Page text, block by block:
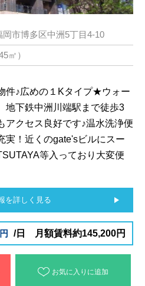
岡市博多区中洲5丁目4-10
㎡）
件♪広めの１Kタイプ★ウォー
地下鉄中洲川端駅まで徒歩3
アクセス良好です♪温水洗浄便
実！近くのgate'sビルにスー
等入っており大変便
を詳しく見る
/日 月額賃料約145,200円
お気に入りに追加